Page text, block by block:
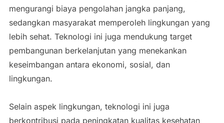
mengurangi biaya pengolahan jangka panjang,
sedangkan masyarakat memperoleh lingkungan yang
lebih sehat. Teknologi ini juga mendukung target
pembangunan berkelanjutan yang menekankan
keseimbangan antara ekonomi, sosial, dan
lingkungan.
Selain aspek lingkungan, teknologi ini juga
berkontribusi pada peningkatan kualitas kesehatan